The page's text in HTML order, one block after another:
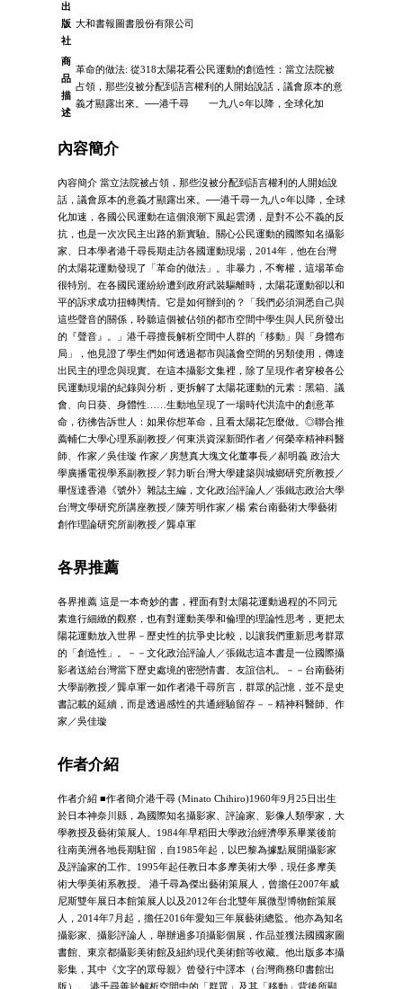
出
版
社
大和書報圖書股份有限公司
商
品
描
述
革命的做法: 從318太陽花看公民運動的創造性：當立法院被
占領，那些沒被分配到語言權利的人開始說話，議會原本的意
義才顯露出來。──港千尋 一九八○年以降，全球化加
內容簡介
內容簡介 當立法院被占領，那些沒被分配到語言權利的人開始說
話，議會原本的意義才顯露出來。──港千尋一九八○年以降，全球
化加速，各國公民運動在這個浪潮下風起雲湧，是對不公不義的反
抗，也是一次次民主出路的新實驗。關心公民運動的國際知名攝影
家、日本學者港千尋長期走訪各國運動現場，2014年，他在台灣
的太陽花運動發現了「革命的做法」。非暴力，不奪權，這場革命
很特別。在各國民運紛紛遭到政府武裝驅離時，太陽花運動卻以和
平的訴求成功扭轉輿情。它是如何辦到的？「我們必須洞悉自己與
這些聲音的關係，聆聽這個被佔領的都市空間中學生與人民所發出
的『聲音』。」港千尋擅長解析空間中人群的「移動」與「身體布
局」，他見證了學生們如何透過都市與議會空間的另類使用，傳達
出民主的理念與現實。在這本攝影文集裡，除了呈現作者穿梭各公
民運動現場的紀錄與分析，更拆解了太陽花運動的元素：黑箱、議
會、向日葵、身體性……生動地呈現了一場時代洪流中的創意革
命，彷彿告訴世人：如果你想革命，且看太陽花怎麼做。◎聯合推
薦輔仁大學心理系副教授／何東洪資深新聞作者／何榮幸精神科醫
師、作家／吳佳璇 作家／房慧真大塊文化董事長／郝明義 政治大
學廣播電視學系副教授／郭力昕台灣大學建築與城鄉研究所教授／
畢恆達香港《號外》雜誌主編，文化政治評論人／張鐵志政治大學
台灣文學研究所講座教授／陳芳明作家／楊 索台南藝術大學藝術
創作理論研究所副教授／龔卓軍
各界推薦
各界推薦 這是一本奇妙的書，裡面有對太陽花運動過程的不同元
素進行細緻的觀察，也有對運動美學和倫理的理論性思考，更把太
陽花運動放入世界－歷史性的抗爭史比較，以讓我們重新思考群眾
的「創造性」。－－文化政治評論人／張鐵志這本書是一位國際攝
影者送給台灣當下歷史處境的密戀情書、友誼信札。－－台南藝術
大學副教授／龔卓軍一如作者港千尋所言，群眾的記憶，並不是史
書記載的延續，而是透過感性的共通經驗留存－－精神科醫師、作
家／吳佳璇
作者介紹
作者介紹 ■作者簡介港千尋 (Minato Chihiro)1960年9月25日出生
於日本神奈川縣，為國際知名攝影家、評論家、影像人類學家，大
學教授及藝術策展人。1984年早稻田大學政治經濟學系畢業後前
往南美洲各地長期駐留，自1985年起，以巴黎為據點展開攝影家
及評論家的工作。1995年起任教日本多摩美術大學，現任多摩美
術大學美術系教授。 港千尋為傑出藝術策展人，曾擔任2007年威
尼斯雙年展日本館策展人以及2012年台北雙年展微型博物館策展
人，2014年7月起，擔任2016年愛知三年展藝術總監。他亦為知名
攝影家、攝影評論人，舉辦過多項攝影個展，作品並獲法國國家圖
書館、東京都攝影美術館及紐約現代美術館等收藏。他出版多本攝
影集，其中《文字的眾母親》曾發行中譯本（台灣商務印書館出
版）。 港千尋善於解析空間中的「群眾」及其「移動」背後所顯